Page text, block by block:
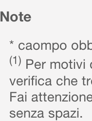
Note
* caompo
(1) Per motivi
verifica che
Fai
senza spazi.